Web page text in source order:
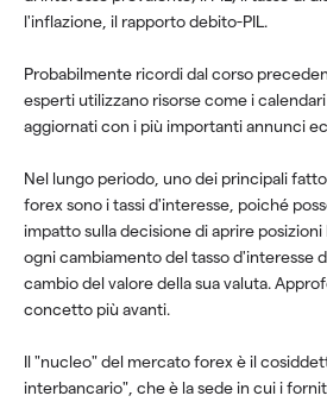
l'inflazione, il rapporto debito-PIL.
Probabilmente ricordi dal corso
esperti utilizzano risorse come i
aggiornati con i più importanti annunci
Nel lungo periodo, uno dei principali
forex sono i tassi d'interesse, poiché
impatto sulla decisione di aprire
ogni cambiamento del tasso d'interesse
cambio del valore della sua valuta.
concetto più avanti.
Il "nucleo" del mercato forex è il
interbancario", che è la sede in cui i